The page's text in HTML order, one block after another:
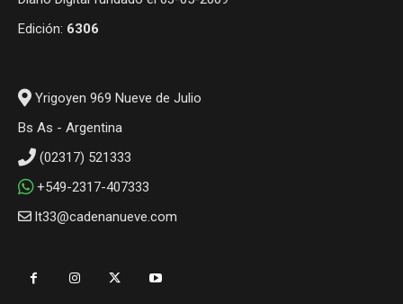
Edición: 6306
Yrigoyen 969 Nueve de Julio
Bs As - Argentina
(02317) 521333
+549-2317-407333
lt33@cadenanueve.com